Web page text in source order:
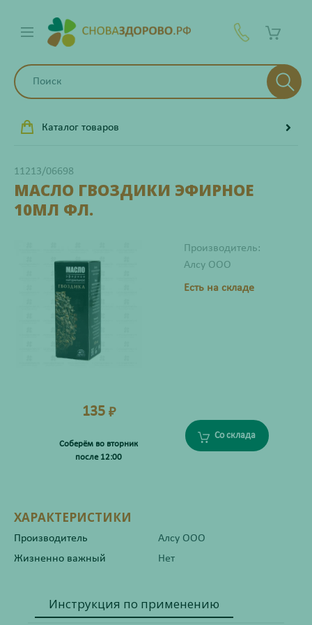
Каталог товаров
11213/06698
МАСЛО ГВОЗДИКИ ЭФИРНОЕ
10МЛ ФЛ.
Производитель:
Алсу ООО
Есть на складе
135 ₽
Соберём во вторник
после 12:00
Со склада
ХАРАКТЕРИСТИКИ
Производитель
Алсу ООО
Жизненно важный
Нет
Инструкция по применению